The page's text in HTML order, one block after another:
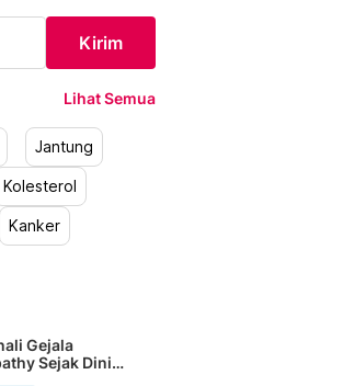
Kirim
Lihat Semua
Jantung
Kolesterol
Kanker
Gejala
Sejak Dini